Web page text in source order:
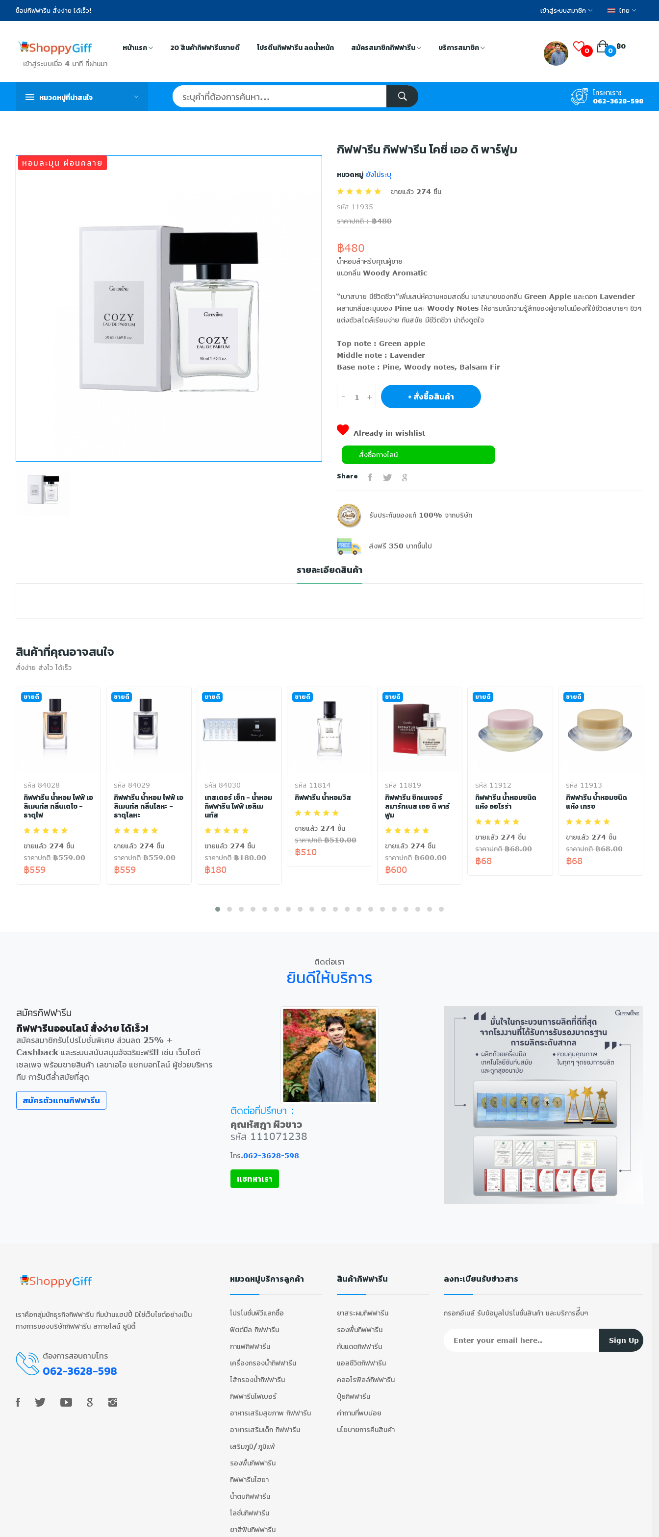
ช็อปกิฟฟารีน สั่งง่าย ได้เร็ว! เข้าสู่ระบบสมาชิก ไทย
เข้าสู่ระบบเมื่อ 4 นาที ที่ผ่านมา
หน้าแรก 20 สินค้ากิฟฟารีนขายดี โปรตีนกิฟฟารีน ลดน้ำหนัก สมัครสมาชิกกิฟฟารีน บริการสมาชิก 0 ฿0
0
หมวดหมู่ที่น่าสนใจ
โทรหาเรา:
062-3628-598
หอมละมุน ผ่อนคลาย
กิฟฟารีน กิฟฟารีน โคซี่ เออ ดิ พาร์ฟูม
หมวดหมู่ ยังไม่ระบุ
ขายแล้ว 274 ชิ้น
รหัส 11935
ราคาปกติ : ฿480
฿480
น้ำหอมสำหรับคุณผู้ชาย
แนวกลิ่น Woody Aromatic
“เบาสบาย มีชีวิตชีวา”เพิ่มเสน่ห์ความหอมสดชื่น เบาสบายของกลิ่น Green Apple และดอก Lavender
ผสานกลิ่นละมุนของ Pine และ Woody Notes ให้อารมณ์ความรู้สึกของผู้ชายในเมืองที่ใช้ชีวิตสบายๆ ชิวๆ
แต่งตัวสไตล์เรียบง่าย ทันสมัย มีชีวิตชีวา น่าดึงดูดใจ
Top note : Green apple
Middle note : Lavender
Base note : Pine, Woody notes, Balsam Fir
- + + สั่งซื้อสินค้า
Already in wishlist
สั่งซื้อทางไลน์
Share
รับประกันของแท้ 100% จากบริษัท
ส่งฟรี 350 บาทขึ้นไป
รายละเอียดสินค้า
สินค้าที่คุณอาจสนใจ
สั่งง่าย ส่งไว ได้เร็ว
ขายดี
รหัส 84028
กิฟฟารีน น้ำหอม ไฟฟ์ เอ
ลิเมนท์ส กลิ่นเตโช -
ธาตุไฟ
ขายแล้ว 274 ชิ้น
ราคาปกติ ฿559.00
฿559
ขายดี
รหัส 84029
กิฟฟารีน น้ำหอม ไฟฟ์ เอ
ลิเมนท์ส กลิ่นโลหะ -
ธาตุโลหะ
ขายแล้ว 274 ชิ้น
ราคาปกติ ฿559.00
฿559
ขายดี
รหัส 84030
เทสเตอร์ เซ็ท - น้ำหอม
กิฟฟารีน ไฟฟ์ เอลิเม
นท์ส
ขายแล้ว 274 ชิ้น
ราคาปกติ ฿180.00
฿180
ขายดี
รหัส 11814
กิฟฟารีน น้ำหอมวิส
ขายแล้ว 274 ชิ้น
ราคาปกติ ฿510.00
฿510
ขายดี
รหัส 11819
กิฟฟารีน ซิกเนเจอร์
สมาร์ทเนส เออ ดิ พาร์
ฟูม
ขายแล้ว 274 ชิ้น
ราคาปกติ ฿600.00
฿600
ขายดี
รหัส 11912
กิฟฟารีน น้ำหอมชนิด
แห้ง ออโรร่า
ขายแล้ว 274 ชิ้น
ราคาปกติ ฿68.00
฿68
ขายดี
รหัส 11913
กิฟฟารีน น้ำหอมชนิด
แห้ง เกรซ
ขายแล้ว 274 ชิ้น
ราคาปกติ ฿68.00
฿68
ติดต่อเรา
ยินดีให้บริการ
สมัครกิฟฟารีน
กิฟฟารีนออนไลน์ สั่งง่าย ได้เร็ว!
สมัครสมาชิกรับโปรโมชั่นพิเศษ ส่วนลด 25% +
Cashback และระบบสนับสนุนอัจฉริยะฟรี!! เช่น เว็บไซต์
เซลเพจ พร้อมขายสินค้า เลขาเอไอ แชทบอทไลน์ ผู้ช่วยบริหาร
ทีม การันตีล้ำสมัยที่สุด
สมัครตัวแทนกิฟฟารีน
ติดต่อที่ปรึกษา :
คุณหัสฎา ผิวขาว
รหัส 111071238
โทร.062-3628-598
แชทหาเรา
เราคือกลุ่มนักธุรกิจกิฟฟารีน ทีมบ้านแฮปปี้ มิใช่เว็บไซต์อย่างเป็น
ทางการของบริษัทกิฟฟารีน สกายไลน์ ยูนิตี้
ต้องการสอบถามโทร
062-3628-598
หมวดหมู่บริการลูกค้า
โปรโมชั่นพีวีแลกซื้อ
ฟิตต์มีล กิฟฟารีน
กาแฟกิฟฟารีน
เครื่องกรองน้ำกิฟฟารีน
ไส้กรองน้ำกิฟฟารีน
กิฟฟารีนไฟเบอร์
อาหารเสริมสุขภาพ กิฟฟารีน
อาหารเสริมเด็ก กิฟฟารีน
เสริมภูมิ/ภูมิแพ้
รองพื้นกิฟฟารีน
กิฟฟารีนไฮยา
น้ำตบกิฟฟารีน
โลชั่นกิฟฟารีน
ยาสีฟันกิฟฟารีน
สินค้ากิฟฟารีน
ยาสระผมกิฟฟารีน
รองพื้นกิฟฟารีน
กันแดดกิฟฟารีน
แอลซีวิตกิฟฟารีน
คลอโรฟิลล์กิฟฟารีน
ปุ๋ยกิฟฟารีน
คำถามที่พบบ่อย
นโยบายการคืนสินค้า
ลงทะเบียนรับข่าวสาร
กรอกอีเมล์ รับข้อมูลโปรโมชั่นสินค้า และบริการอื่ีนๆ